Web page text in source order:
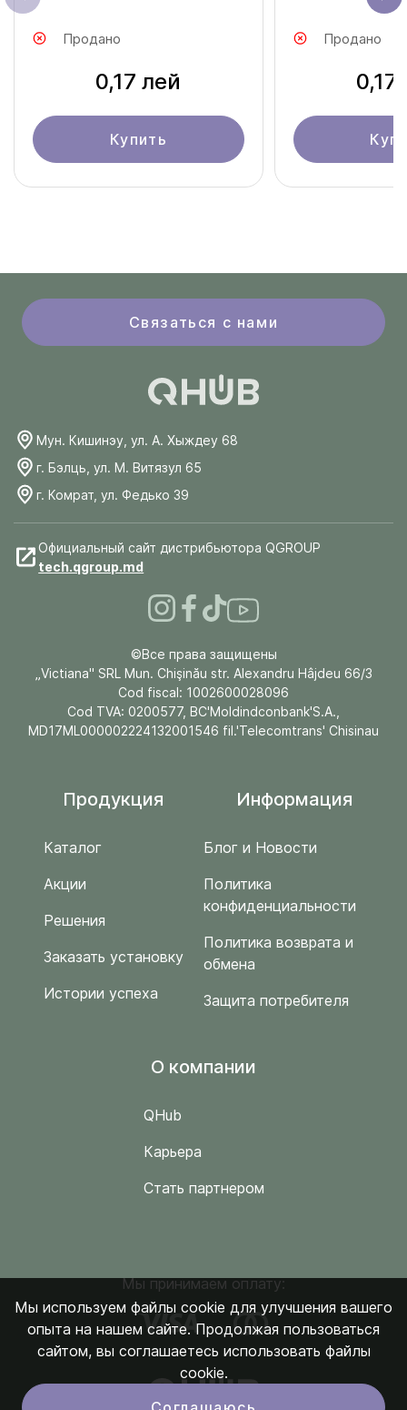
Продано
0,17 лей
Купить
Продано
0,17
Связаться с нами
Мун. Кишинэу, ул. А. Хыждеу 68
г. Бэлць, ул. М. Витязул 65
г. Комрат, ул. Федько 39
Официальный сайт дистрибьютора QGROUP
tech.qgroup.md
©Все права защищены
„Victiana" SRL Mun. Chişinău str. Alexandru Hâjdeu 66/3
Cod fiscal: 1002600028096
Cod TVA: 0200577, BC'Moldindconbank'S.A.,
MD17ML000002224132001546 fil.'Telecomtrans' Chisinau
Продукция
Каталог
Акции
Решения
Заказать установку
Истории успеха
Информация
Блог и Новости
Политика
конфиденциальности
Политика возврата и
обмена
Защита потребителя
O компании
QHub
Карьера
Стать партнером
Мы принимаем оплату:
Мы используем файлы cookie для улучшения вашего
опыта на нашем сайте. Продолжая пользоваться
сайтом, вы соглашаетесь использовать файлы
cookie.